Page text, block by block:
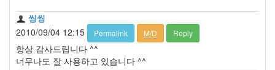
씽씽
2010/09/04 12:15
Permalink M/D Reply
항상 감사드립니다 ^^
너무나도 잘 사용하고 있습니다 ^^